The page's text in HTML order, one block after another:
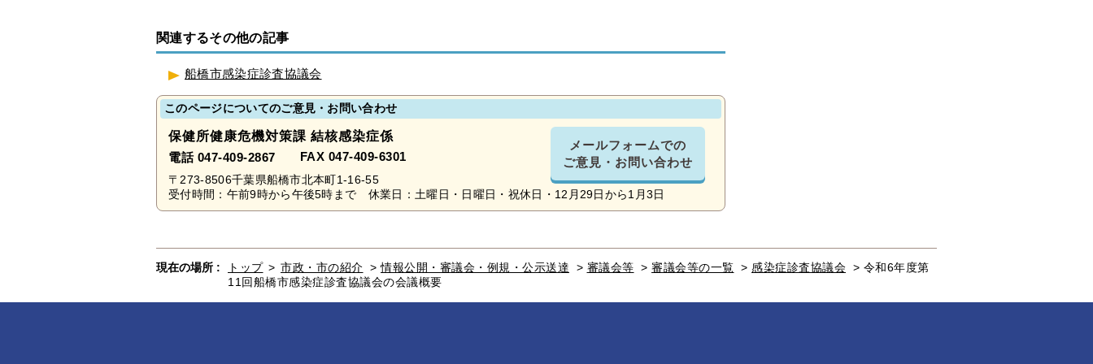
関連するその他の記事
船橋市感染症診査協議会
このページについてのご意見・お問い合わせ
保健所健康危機対策課 結核感染症係
電話 047-409-2867 FAX 047-409-6301
メールフォームでの
ご意見・お問い合わせ
〒273-8506千葉県船橋市北本町1-16-55
受付時間：午前9時から午後5時まで 休業日：土曜日・日曜日・祝休日・12月29日から1月3日
現在の場所 : トップ > 市政・市の紹介 >情報公開・審議会・例規・公示送達 > 審議会等 > 審議会等の一覧 > 感染症診査協議会 > 令和6年度第
11回船橋市感染症診査協議会の会議概要